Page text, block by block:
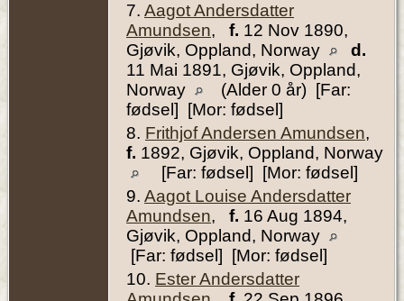
7. Aagot Andersdatter
Amundsen, f. 12 Nov 1890,
Gjøvik, Oppland, Norway
d.
11 Mai 1891, Gjøvik, Oppland,
Norway
(Alder 0 år) [Far:
fødsel] [Mor: fødsel]
8. Frithjof Andersen Amundsen,
f. 1892, Gjøvik, Oppland, Norway
[Far: fødsel] [Mor: fødsel]
9. Aagot Louise Andersdatter
Amundsen, f. 16 Aug 1894,
Gjøvik, Oppland, Norway
[Far: fødsel] [Mor: fødsel]
10. Ester Andersdatter